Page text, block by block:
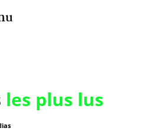
les plus lus